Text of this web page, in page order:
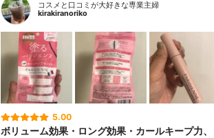
コスメと口コミが大好きな専業主婦
kirakiranoriko
5.00
ボリューム効果・ロング効果・カールキープ力、